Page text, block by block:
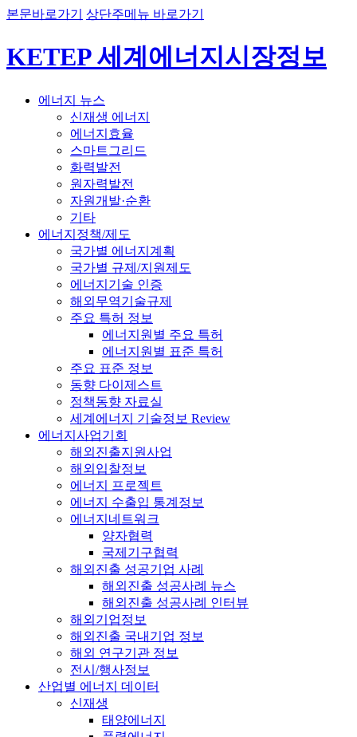
본문바로가기 상단주메뉴 바로가기
KETEP 세계에너지시장정보
에너지 뉴스
신재생 에너지
에너지효율
스마트그리드
화력발전
원자력발전
자원개발·순환
기타
에너지정책/제도
국가별 에너지계획
국가별 규제/지원제도
에너지기술 인증
해외무역기술규제
주요 특허 정보
에너지원별 주요 특허
에너지원별 표준 특허
주요 표준 정보
동향 다이제스트
정책동향 자료실
세계에너지 기술정보 Review
에너지사업기회
해외진출지원사업
해외입찰정보
에너지 프로젝트
에너지 수출입 통계정보
에너지네트워크
양자협력
국제기구협력
해외진출 성공기업 사례
해외진출 성공사례 뉴스
해외진출 성공사례 인터뷰
해외기업정보
해외진출 국내기업 정보
해외 연구기관 정보
전시/행사정보
산업별 에너지 데이터
신재생
태양에너지